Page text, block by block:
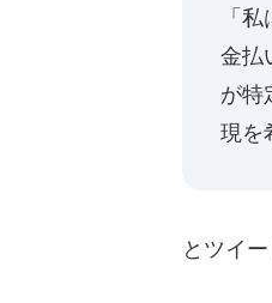
「
金払
が特
現を
とツイ